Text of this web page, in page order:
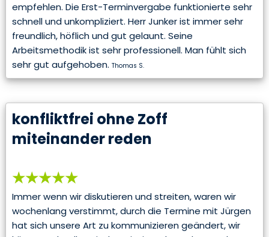
empfehlen. Die Erst-Terminvergabe funktionierte sehr
schnell und unkompliziert. Herr Junker ist immer sehr
freundlich, höflich und gut gelaunt. Seine
Arbeitsmethodik ist sehr professionell. Man fühlt sich
sehr gut aufgehoben. Thomas S.
konfliktfrei ohne Zoff
miteinander reden
★★★★★
Immer wenn wir diskutieren und streiten, waren wir
wochenlang verstimmt, durch die Termine mit Jürgen
hat sich unsere Art zu kommunizieren geändert, wir